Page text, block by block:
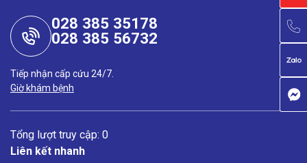
028 385 35178
028 385 56732
Tiếp nhận cấp cứu 24/7.
Giờ khám bệnh
Tổng lượt truy cập: 0
Liên kết nhanh